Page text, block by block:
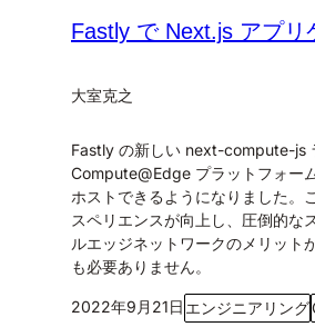
Fastly で Next.js アプリ
大室克之
Fastly の新しい next-compute-js
Compute@Edge プラットフォー
ホストできるようになりました。
スペリエンスが向上し、圧倒的な
ルエッジネットワークのメリット
も必要ありません。
2022年9月21日 エンジニアリング